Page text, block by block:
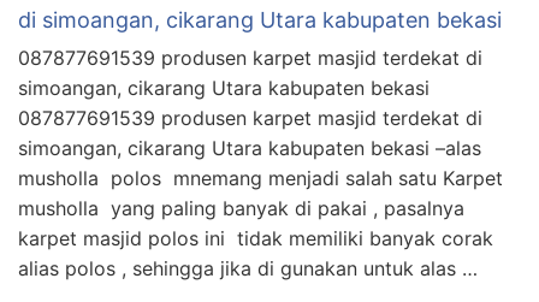
di simoangan, cikarang Utara kabupaten bekasi
087877691539 produsen karpet masjid terdekat di
simoangan, cikarang Utara kabupaten bekasi
087877691539 produsen karpet masjid terdekat di
simoangan, cikarang Utara kabupaten bekasi –alas
musholla polos mnemang menjadi salah satu Karpet
musholla yang paling banyak di pakai , pasalnya
karpet masjid polos ini tidak memiliki banyak corak
alias polos , sehingga jika di gunakan untuk alas …